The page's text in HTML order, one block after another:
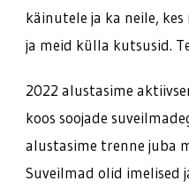
käinutele ja ka neile,
ja meid külla kutsusid.
2022 alustasime
koos soojade
alustasime trenne juba
Suveilmad olid imelised